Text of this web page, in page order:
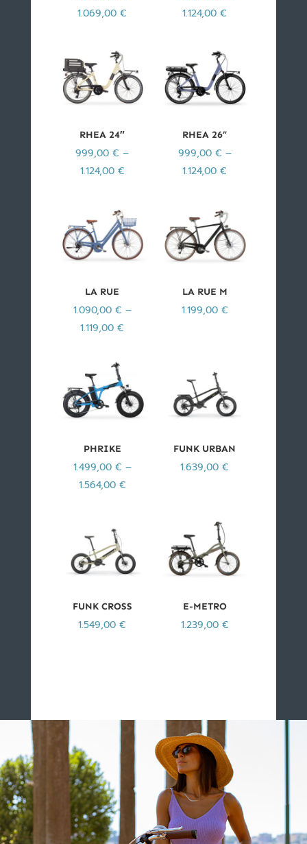
1.069,00€
1.124,00€
RHEA 24″
999,00€ –
1.124,00 €
RHEA 26”
999,00 € –
1.124,00€
LA RUE
1.090,00 € –
1.119,00€
LA RUE M
1.199,00 €
PHRIKE
1.499,00 € –
1.564,00 €
FUNK URBAN
1.639,00€
FUNK CROSS
1.549,00€
E-METRO
1.239,00 €